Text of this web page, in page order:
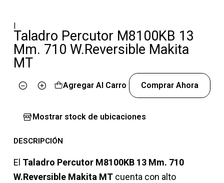
|
Taladro Percutor M8100KB 13
Mm. 710 W.Reversible Makita
MT
Cantidad
Agregar Al Carro Comprar Ahora
Mostrar stock de ubicaciones
DESCRIPCIÓN
El Taladro Percutor M8100KB 13 Mm. 710
W.Reversible Makita MT cuenta con alto